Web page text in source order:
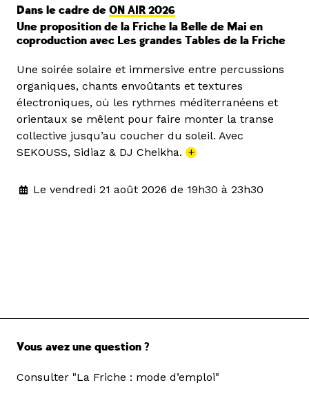
Dans le cadre de ON AIR 2026
Une proposition de la Friche la Belle de Mai en
coproduction avec Les grandes Tables de la Friche
Une soirée solaire et immersive entre percussions
organiques, chants envoûtants et textures
électroniques, où les rythmes méditerranéens et
orientaux se mêlent pour faire monter la transe
collective jusqu’au coucher du soleil. Avec
SEKOUSS, Sidiaz & DJ Cheikha. +
Le vendredi 21 août 2026 de 19h30 à 23h30
Vous avez une question ?
Consulter "La Friche : mode d’emploi"